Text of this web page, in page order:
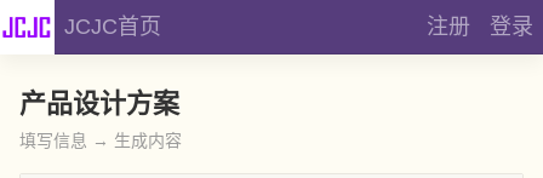
JCJC首页 注册 登录
产品设计方案
填写信息 → 生成内容